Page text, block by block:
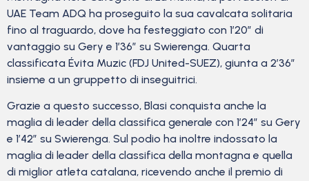
UAE Team ADQ ha proseguito la sua cavalcata solitaria
fino al traguardo, dove ha festeggiato con 1’20” di
vantaggio su Gery e 1’36” su Swierenga. Quarta
classificata Évita Muzic (FDJ United-SUEZ), giunta a 2’36”
insieme a un gruppetto di inseguitrici.
Grazie a questo successo, Blasi conquista anche la
maglia di leader della classifica generale con 1’24” su Gery
e 1’42” su Swierenga. Sul podio ha inoltre indossato la
maglia di leader della classifica della montagna e quella
di miglior atleta catalana, ricevendo anche il premio di